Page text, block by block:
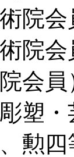
術院
術院
会
塑
勲